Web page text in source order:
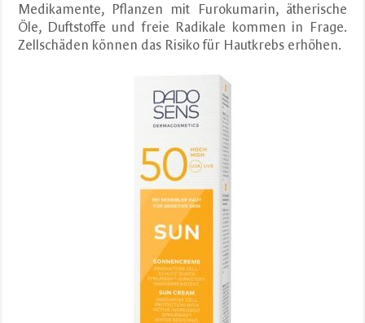
Medikamente, Pflanzen mit Furokumarin, ätherische
Öle, Duftstoffe und freie Radikale kommen in Frage.
Zellschäden können das Risiko für Hautkrebs erhöhen.